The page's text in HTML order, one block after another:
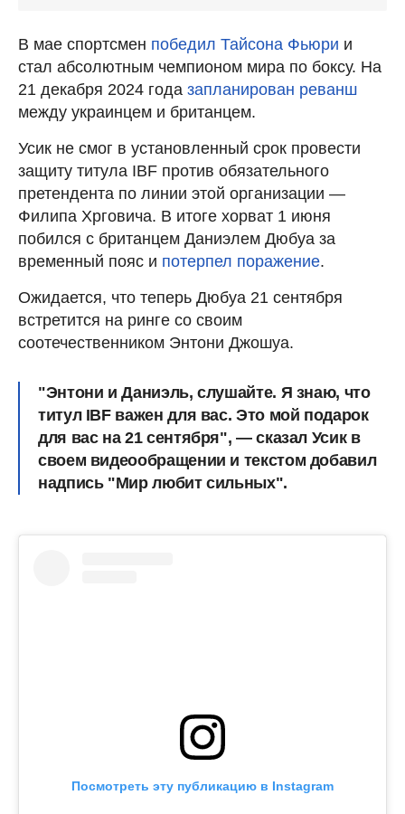
В мае спортсмен победил Тайсона Фьюри и
стал абсолютным чемпионом мира по боксу. На
21 декабря 2024 года запланирован реванш
между украинцем и британцем.
Усик не смог в установленный срок провести
защиту титула IBF против обязательного
претендента по линии этой организации —
Филипа Хрговича. В итоге хорват 1 июня
побился с британцем Даниэлем Дюбуа за
временный пояс и потерпел поражение.
Ожидается, что теперь Дюбуа 21 сентября
встретится на ринге со своим
соотечественником Энтони Джошуа.
"Энтони и Даниэль, слушайте. Я знаю, что
титул IBF важен для вас. Это мой подарок
для вас на 21 сентября", — сказал Усик в
своем видеообращении и текстом добавил
надпись "Мир любит сильных".
Посмотреть эту публикацию в Instagram